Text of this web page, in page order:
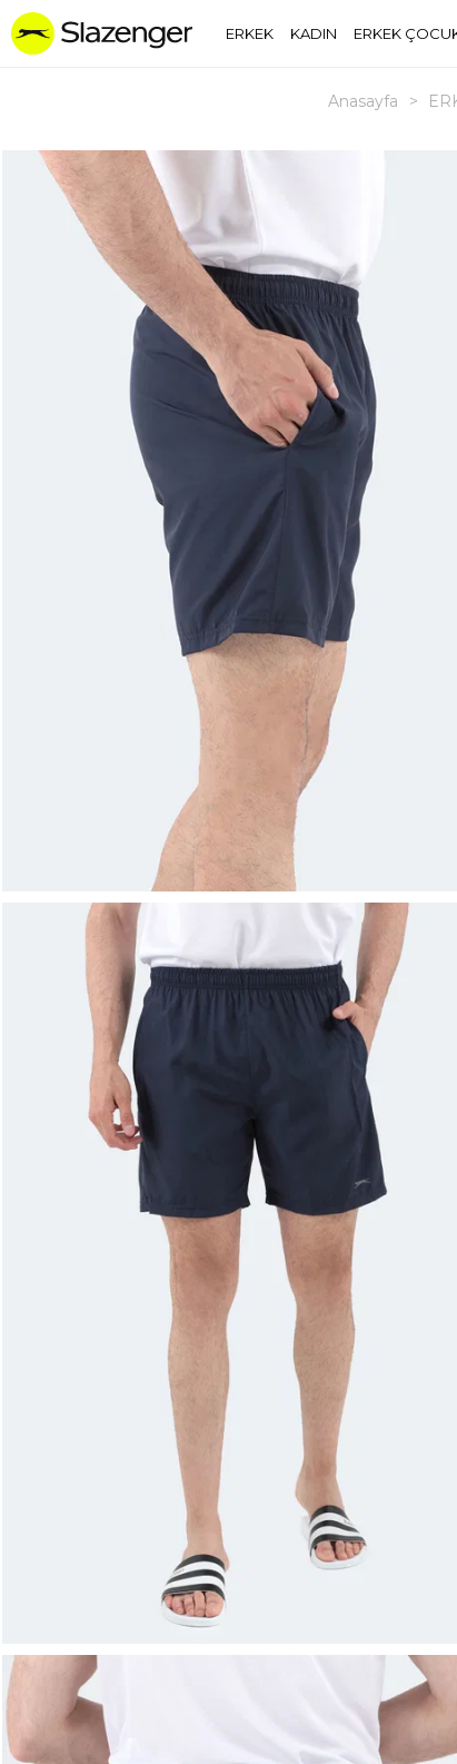
ERKEK KADIN ERKEK
Anasayfa >